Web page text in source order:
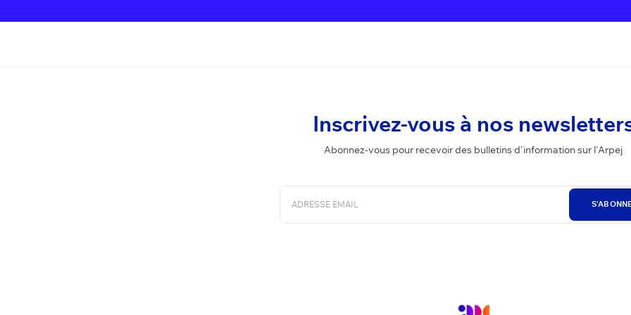
Inscrivez-vous à nos
Abonnez-vous pour recevoir des bulletins d'information sur l'Arpej